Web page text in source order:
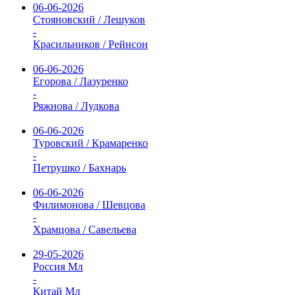
06-06-2026
Стояновский / Лешуков
-
Красильников / Рейнсон
06-06-2026
Егорова / Лазуренко
-
Ряжнова / Лудкова
06-06-2026
Туровский / Крамаренко
-
Петрушко / Бахнарь
06-06-2026
Филимонова / Шевцова
-
Храмцова / Савельева
29-05-2026
Россия Мл
-
Китай Мл